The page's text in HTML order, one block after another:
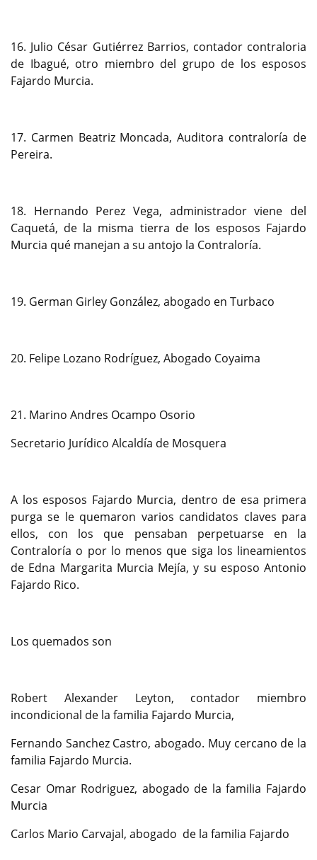
16. Julio César Gutiérrez Barrios, contador contraloria
de Ibagué, otro miembro del grupo de los esposos
Fajardo Murcia.
17. Carmen Beatriz Moncada, Auditora contraloría de
Pereira.
18. Hernando Perez Vega, administrador viene del
Caquetá, de la misma tierra de los esposos Fajardo
Murcia qué manejan a su antojo la Contraloría.
19. German Girley González, abogado en Turbaco
20. Felipe Lozano Rodríguez, Abogado Coyaima
21. Marino Andres Ocampo Osorio
Secretario Jurídico Alcaldía de Mosquera
A los esposos Fajardo Murcia, dentro de esa primera
purga se le quemaron varios candidatos claves para
ellos, con los que pensaban perpetuarse en la
Contraloría o por lo menos que siga los lineamientos
de Edna Margarita Murcia Mejía, y su esposo Antonio
Fajardo Rico.
Los quemados son
Robert Alexander Leyton, contador miembro
incondicional de la familia Fajardo Murcia,
Fernando Sanchez Castro, abogado. Muy cercano de la
familia Fajardo Murcia.
Cesar Omar Rodriguez, abogado de la familia Fajardo
Murcia
Carlos Mario Carvajal, abogado de la familia Fajardo